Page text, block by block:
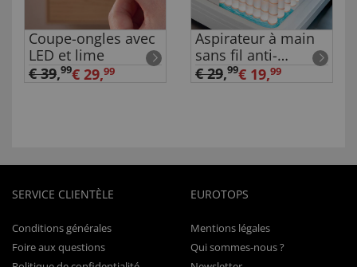
Coupe-ongles avec
LED et lime
€ 39,99€ 29,99
Aspirateur à main
sans fil anti-
acariens
€ 29,99€ 19,99
SERVICE CLIENTÈLE
Conditions générales
Foire aux questions
EUROTOPS
Mentions légales
Qui sommes-nous ?